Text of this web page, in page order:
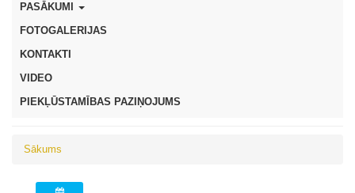
PASĀKUMI
FOTOGALERIJAS
KONTAKTI
VIDEO
PIEKĻŪSTAMĪBAS PAZIŅOJUMS
Sākums